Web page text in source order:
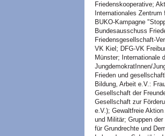
Friedenskooperative;
Internationales
BUKO-Kampagne
Bundesausschuss
Friedensgesellschaft-
VK Kiel; DFG-VK
Münster; Internationale
JungdemokratInnen/
Frieden und
Bildung, Arbeit e.V.:
Gesellschaft der
Gesellschaft zur
e.V.); Gewaltfreie
und Militär; Gruppen
für Grundrechte und